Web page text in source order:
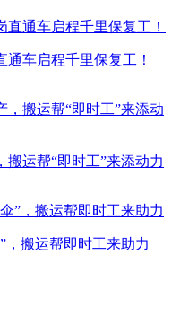
车启程千里保复工！
运帮“即时工”来添动力
，搬运帮即时工来助力